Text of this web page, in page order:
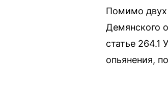
Помимо двух
Демянского
статье
опьянения,